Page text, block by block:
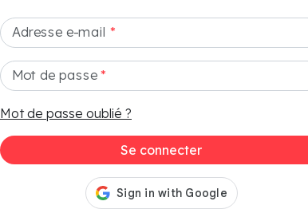
Adresse e-mail *
Mot de passe*
Mot de passe oublié ?
Se connecter